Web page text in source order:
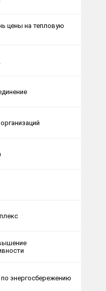
цены на тепловую
энергосбережению